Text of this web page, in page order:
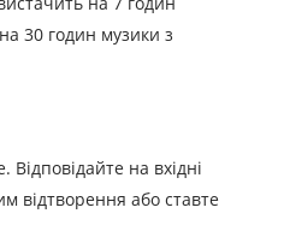
30 годин музики з
Відповідайте на вхідні
відтворення або ставте